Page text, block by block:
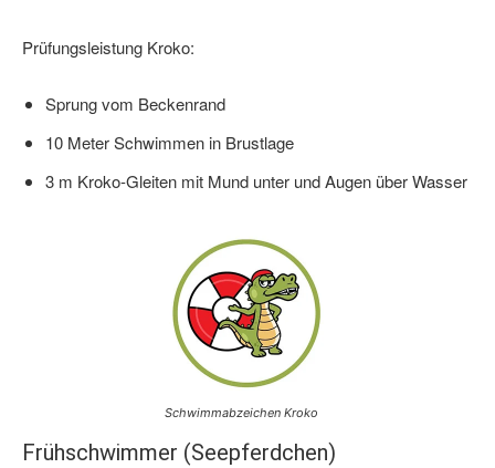
Prüfungsleistung Kroko:
Sprung vom Beckenrand
10 Meter Schwimmen in Brustlage
3 m Kroko-Gleiten mit Mund unter und Augen über Wasser
Schwimmabzeichen Kroko
Frühschwimmer (Seepferdchen)